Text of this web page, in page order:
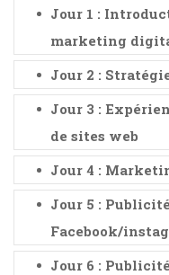
Jour 1 :
marketing
Jour 2 :
Jour 3 :
de sites web
Jour 4 :
Jour 5 :
Facebook/
Jour 6 :